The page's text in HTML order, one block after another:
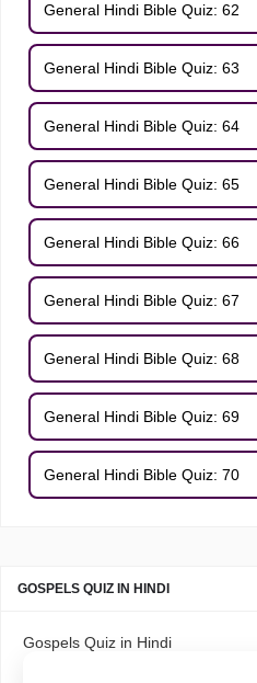
General Hindi Bible Quiz: 62
General Hindi Bible Quiz: 63
General Hindi Bible Quiz: 64
General Hindi Bible Quiz: 65
General Hindi Bible Quiz: 66
General Hindi Bible Quiz: 67
General Hindi Bible Quiz: 68
General Hindi Bible Quiz: 69
General Hindi Bible Quiz: 70
GOSPELS QUIZ IN HINDI
Gospels Quiz in Hindi